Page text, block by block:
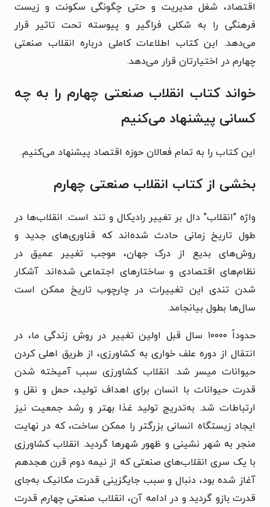
اقتصاد، شغل مدیریت و حتی چگونگی سکونت و زیست
فرهنگی را به شکلی فراگیر و پیوسته تحت تاثیر قرار
می‌دهد. این کتاب اطلاعات کاملی درباره انقلاب صنعتی
چهارم در اختیارتان قرار می‌دهد.
خواند کتاب انقلاب صنعتی چهارم را به چه
کسانی پیشنهاد می‌کنیم
این کتاب را به تمام فعالان حوزه اقتصاد پیشنهاد می‌کنیم.
بخشی از کتاب انقلاب صنعتی چهارم
واژه "انقلاب" دال بر تغییر رادیکال و تند است. انقلاب‌ها در
طول تاریخ زمانی حادث شده‌اند که فناوری‌های جدید و
روش‌های بدیع از درک جهان، موجب تغییر عمیق در
نظام‌های اقتصادی و ساختارهای اجتماعی شده‌اند. آشکار
شدن تندی این تغییرات در چارچوب تاریخ ممکن است
سال‌ها بطول بیانجامد.
حدوداً ۱۰۰۰۰ سال قبل اولین تغییر در روش زندگی ما، در
انتقال از دوره علف خواری به کشاورزی، از طریق اهلی کردن
حیوانات میسر شد. انقلاب کشاورزی سبب آمیخته شدن
قدرت حیوانات با انسان برای اهداف تولید، حمل و نقل و
ارتباطات شد. به‌تدریج تولید غذا بهتر و رشد جمعیت نیز
ایجاد زیستگاه انسانی بزرگتر را ممکن ساخت، که در نهایت
منجر به شهر نشینی و ظهور شهرها گردید. انقلاب کشاورزی
با یک سری انقلاب‌های صنعتی که از نیمه دوم قرن هجدهم
آغاز شده بود، دنبال و سبب جایگزینی قدرت مکانیک به‌جای
قدرت بازو گردید و در ادامه آن، انقلاب صنعتی چهارم قدرت